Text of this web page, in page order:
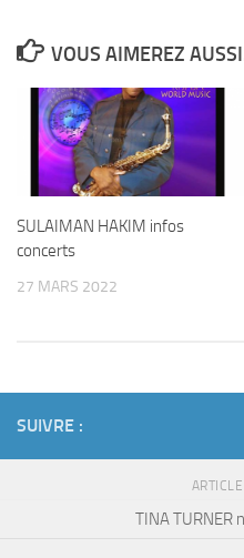
VOUS AIMEREZ
SULAIMAN HAKIM infos
concerts
27 MARS 2022
SUIVRE :
TINA TURNER